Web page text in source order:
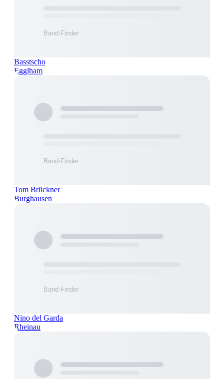
Basstscho
Egglham
Tom Brückner
Burghausen
Nino del Garda
Rheinau